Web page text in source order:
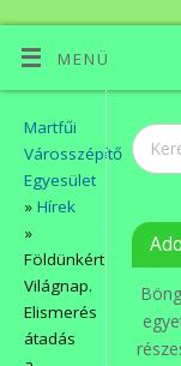
MENÜ
Martfűi
Városszépítő
Egyesület
»Hírek
»
Földünkért
Világnap.
Elismerés
átadás